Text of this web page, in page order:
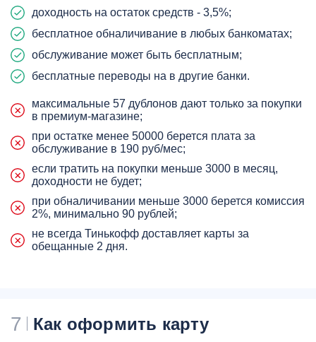
доходность на остаток средств - 3,5%;
бесплатное обналичивание в любых банкоматах;
обслуживание может быть бесплатным;
бесплатные переводы на в другие банки.
максимальные 57 дублонов дают только за покупки
в премиум-магазине;
при остатке менее 50000 берется плата за
обслуживание в 190 руб/мес;
если тратить на покупки меньше 3000 в месяц,
доходности не будет;
при обналичивании меньше 3000 берется комиссия
2%, минимально 90 рублей;
не всегда Тинькофф доставляет карты за
обещанные 2 дня.
7 Как оформить карту